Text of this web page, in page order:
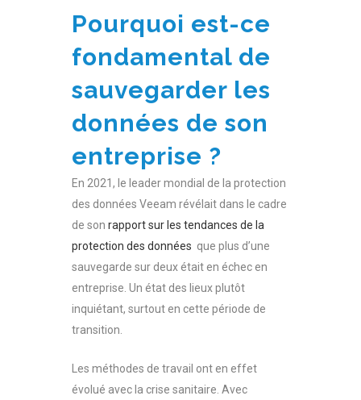
Pourquoi est-ce
fondamental de
sauvegarder les
données de son
entreprise ?
En 2021, le leader mondial de la protection
des données Veeam révélait dans le cadre
de son rapport sur les tendances de la
protection des données que plus d’une
sauvegarde sur deux était en échec en
entreprise. Un état des lieux plutôt
inquiétant, surtout en cette période de
transition.
Les méthodes de travail ont en effet
évolué avec la crise sanitaire. Avec